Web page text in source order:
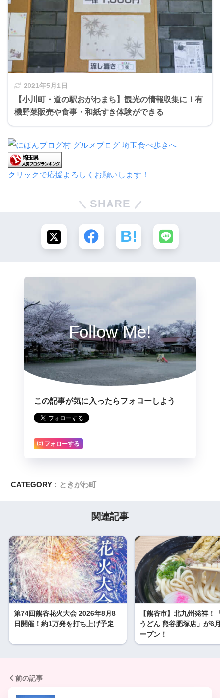
2021年5月1日
【小川町・道の駅おがわまち】観光の情報収集に！有
機野菜販売や食事・和紙すき体験ができる
クリックで応援よろしくお願いします！
SHARE
Follow Me!
この記事が気に入ったらフォローしよう
フォローする
CATEGORY : ときがわ町
関連記事
第74回熊谷花火大会 2026年8月8
日開催！約1万発を打ち上げ予定
【熊谷市】北九州発祥！
うどん 熊谷肥塚店」が6
ープン！
前の記事